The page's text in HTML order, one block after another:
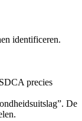
identificeren.
precies
De